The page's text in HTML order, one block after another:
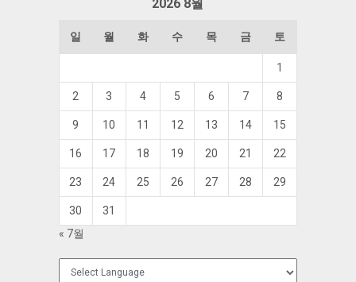
2026 8월
일 월 화 수 목 금 토
1
2 3 4 5 6 7 8
9 10 11 12 13 14 15
16 17 18 19 20 21 22
23 24 25 26 27 28 29
30
31
« 7월